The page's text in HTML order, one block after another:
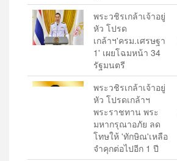
พระวชิรเกล้าเจ้าอยู่
หัว โปรด
เกล้าฯ'ครม.เศรษฐา
1' เผยโฉมหน้า 34
รัฐมนตรี
พระวชิรเกล้าเจ้าอยู่
หัว โปรดเกล้าฯ
พระราชทาน พระ
มหากรุณาอภัย ลด
โทษให้ 'ทักษิณ'เหลือ
จำคุกต่อไปอีก 1 ปี